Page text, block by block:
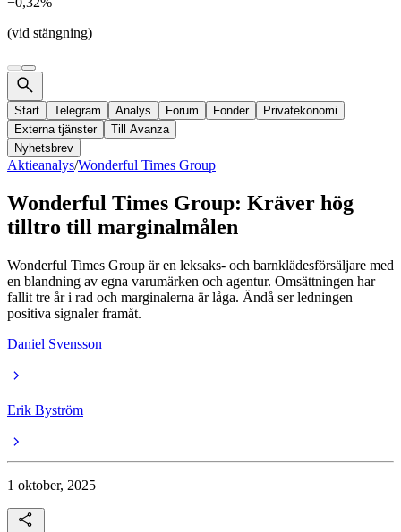
(vid stängning)
Start Telegram Analys Forum Fonder
Privatekonomi
Externa tjänster
Till Avanza
Nyhetsbrev
Aktieanalys/Wonderful Times Group
Wonderful Times Group: Kräver hög
tilltro till marginalmålen
Wonderful Times Group är en leksaks- och barnklädesförsäljare med
en blandning av egna varumärken och agentur. Omsättningen har
fallit tre år i rad och marginalerna är låga. Ändå ser ledningen
positiva signaler framåt.
Daniel Svensson
Erik Byström
1 oktober, 2025